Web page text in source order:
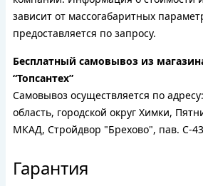
зависит от массогабаритных
предоставляется по запросу.
Бесплатный самовывоз из
“Топсантех”
Самовывоз осуществляется по
область, городской округ Химки,
МКАД, Стройдвор "Брехово", пав. С-
Гарантия